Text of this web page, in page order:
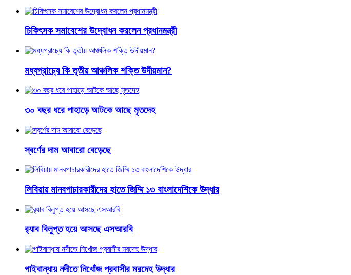
চিকিৎসক সমাবেশের উদ্বোধন করলেন প্রধানমন্ত্রী
মধ্যপ্রাচ্যে কি তৃতীয় আঞ্চলিক শক্তি উদীয়মান?
৩০ বছর ধরে পাহাড়ে আটকে আছে মৃতদেহ
স্বর্ণের দাম আবারো বেড়েছে
লিবিয়ায় মানবপাচারকারীদের হাতে জিম্মি ১৩ বাংলাদেশিকে উদ্ধার
র‌্যাব বিলুপ্ত হয়ে আসছে এসআরবি
গাইবান্ধায় নদীতে নিখোঁজ প্রবাসীর মরদেহ উদ্ধার